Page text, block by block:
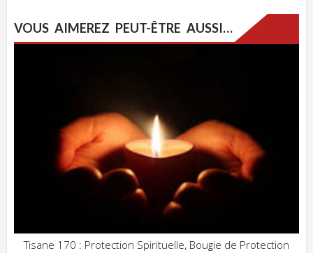
VOUS AIMEREZ PEUT-ÊTRE AUSSI…
Tisane 170 : Protection Spirituelle, Bougie de Protection